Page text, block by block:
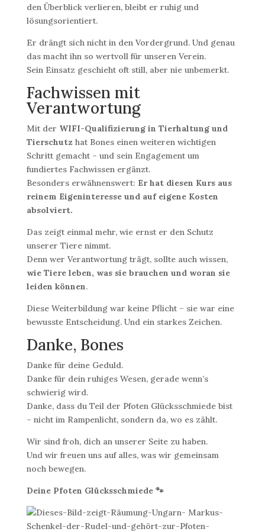
den Überblick verlieren, bleibt er ruhig und
lösungsorientiert.
Er drängt sich nicht in den Vordergrund. Und genau
das macht ihn so wertvoll für unseren Verein.
Sein Einsatz geschieht oft still, aber nie unbemerkt.
Fachwissen mit
Verantwortung
Mit der WIFI-Qualifizierung in Tierhaltung und
Tierschutzhat Bones einen weiteren wichtigen
Schritt gemacht – und sein Engagement um
fundiertes Fachwissen ergänzt.
Besonders erwähnenswert: Er hat diesen Kurs aus
reinem Eigeninteresse und auf eigene Kosten
absolviert.
Das zeigt einmal mehr, wie ernst er den Schutz
unserer Tiere nimmt.
Denn wer Verantwortung trägt, sollte auch wissen,
wie Tiere leben, was sie brauchen und woran sie
leiden können.
Diese Weiterbildung war keine Pflicht – sie war eine
bewusste Entscheidung. Und ein starkes Zeichen.
Danke, Bones
Danke für deine Geduld.
Danke für dein ruhiges Wesen, gerade wenn’s
schwierig wird.
Danke, dass du Teil der Pfoten Glücksschmiede bist
– nicht im Rampenlicht, sondern da, wo es zählt.
Wir sind froh, dich an unserer Seite zu haben.
Und wir freuen uns auf alles, was wir gemeinsam
noch bewegen.
Deine Pfoten Glücksschmiede 🐾